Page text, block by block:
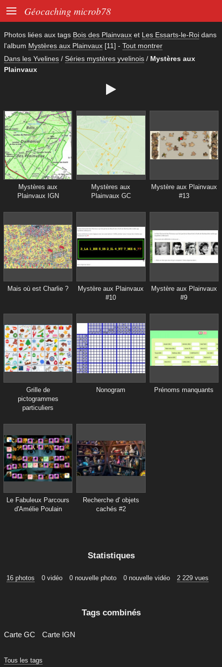
 Géocaching microb78
Photos liées aux tags Bois des Plainvaux et Les Essarts-le-Roi dans
l'album Mystères aux Plainvaux [11] - Tout montrer
Dans les Yvelines / Séries mystères yvelinois / Mystères aux
Plainvaux

Mystères aux
Plainvaux IGN
Mystères aux
Plainvaux GC
Mystère aux Plainvaux
#13
Mais où est Charlie ?
Mystère aux Plainvaux
#10
Mystère aux Plainvaux
#9
Grille de
pictogrammes
particuliers
Nonogram Prénoms manquants
Le Fabuleux Parcours
d'Amélie Poulain
Recherche d' objets
cachés #2
Statistiques
16 photos 0 vidéo 0 nouvelle photo 0 nouvelle vidéo 2 229 vues
Tags combinés
Carte GC Carte IGN
Tous les tags